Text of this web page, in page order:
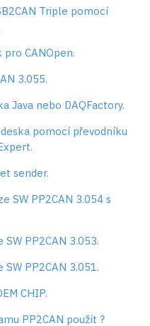
Triple pomocí
CANOpen.
3.055.
Java nebo DAQFactory.
pomocí převodníku
sender.
SW PP2CAN 3.054 s
PP2CAN 3.053.
PP2CAN 3.051.
CHIP.
PP2CAN použít ?